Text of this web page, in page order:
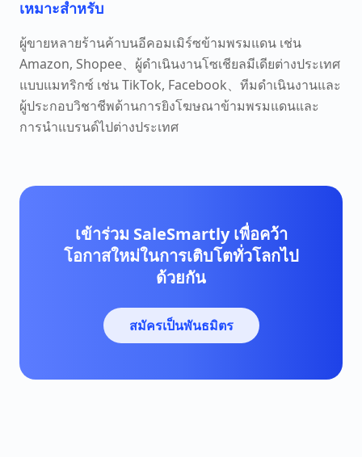
เหมาะสำหรับ
ผู้ขายหลายร้านค้าบนอีคอมเมิร์ซข้ามพรมแดน เช่น
Amazon, Shopee、ผู้ดำเนินงานโซเชียลมีเดียต่างประเทศ
แบบแมทริกซ์ เช่น TikTok, Facebook、ทีมดำเนินงานและ
ผู้ประกอบวิชาชีพด้านการยิงโฆษณาข้ามพรมแดนและ
การนำแบรนด์ไปต่างประเทศ
เข้าร่วม SaleSmartly เพื่อคว้า
โอกาสใหม่ในการเติบโตทั่วโลกไป
ด้วยกัน
สมัครเป็นพันธมิตร